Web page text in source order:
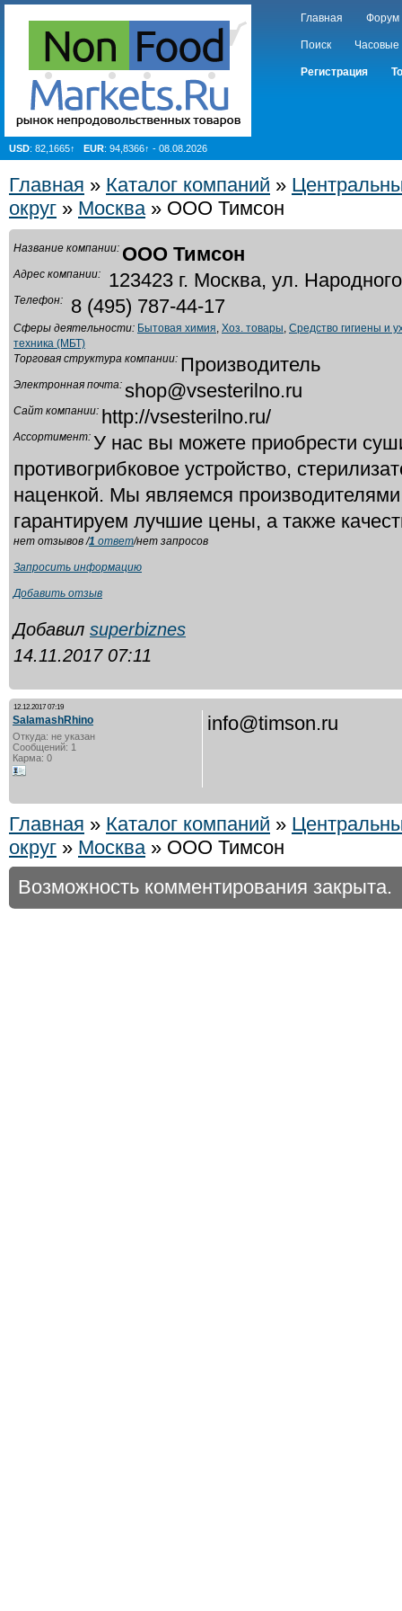
Главная Форум
Поиск Часовые
Регистрация
USD: 82,1665↑ EUR: 94,8366↑ - 08.08.2026
Главная » Каталог компаний »
округ » Москва» ООО Тимсон
Название компании: ООО Тимсон
Адрес компании: 123423 г. Москва, ул.
Телефон: 8 (495) 787-44-17
Сферы деятельности: Бытовая химия, Хоз. товары, Средство гигиены и
техника (МБТ)
Торговая структура компании: Производитель
Электронная почта: shop@vsesterilno.ru
Сайт компании: http://vsesterilno.ru/
Ассортимент: У нас вы можете приобрести
противогрибковое устройство,
наценкой. Мы являемся
гарантируем лучшие цены, а также
нет отзывов /1 ответ/нет запросов
Запросить информацию
Добавить отзыв
Добавил superbiznes
14.11.2017 07:11
12.12.2017 07:19
SalamashRhino
Откуда: не указан
Сообщений: 1
Карма: 0
info@timson.ru
Главная » Каталог компаний »
округ » Москва» ООО Тимсон
Возможность комментирования закрыта.